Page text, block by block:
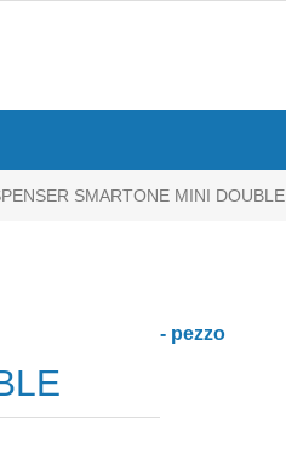
SMARTONE MINI DOUBLE
- pezzo